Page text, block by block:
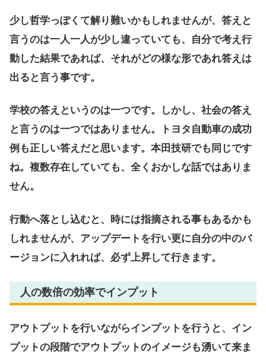
少し哲学っぽくて解り難いかもしれませんが、答えと
言うのは一人一人が少し違っていても、自分で考え行
動した結果であれば、それがどの様な形であれ答えは
出ると言う事です。
学校の答えというのは一つです。しかし、社会の答え
と言うのは一つではありません。トヨタ自動車の成功
例も正しい答えだと思います。本田技研でも同じです
ね。複数存在していても、全くおかしな話ではありま
せん。
行動へ落とし込むと、時には指摘される事もあるかも
しれませんが、アップデートを行い更に自分の中のバ
ージョンに入れれば、必ず上昇して行きます。
人の数倍の効率でインプット
アウトプットを行いながらインプットを行うと、イン
プットの段階でアウトプットのイメージも湧いて来ま